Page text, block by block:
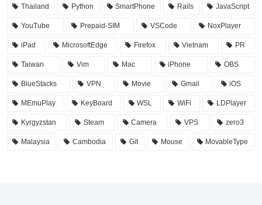
Thailand Python SmartPhone Rails JavaScript
YouTube Prepaid-SIM VSCode NoxPlayer
iPad MicrosoftEdge Firefox Vietnam PR
Taiwan Vim Mac iPhone OBS
BlueStacks VPN Movie Gmail iOS
MEmuPlay KeyBoard WSL WiFi LDPlayer
Kyrgyzstan Steam Camera VPS zero3
Malaysia Cambodia Git Mouse MovableType